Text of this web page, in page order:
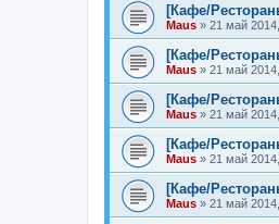
[Кафе/
Maus » 21 май
[Кафе/
Maus » 21 май
[Кафе/
Maus » 21 май
[Кафе/
Maus » 21 май
[Кафе/
Maus » 21 май